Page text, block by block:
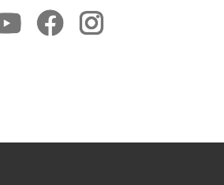
Youtube FacebookInstagram